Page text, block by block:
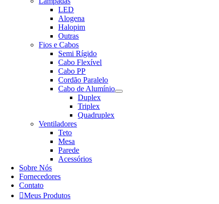
LED
Alogena
Halopim
Outras
Fios e Cabos
Semi Rígido
Cabo Flexível
Cabo PP
Cordão Paralelo
Cabo de Alumínio
Duplex
Triplex
Quadruplex
Ventiladores
Teto
Mesa
Parede
Acessórios
Sobre Nós
Fornecedores
Contato
Meus Produtos